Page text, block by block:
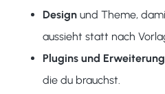
Designund Theme,
aussieht statt nach
Plugins und
die du brauchst.